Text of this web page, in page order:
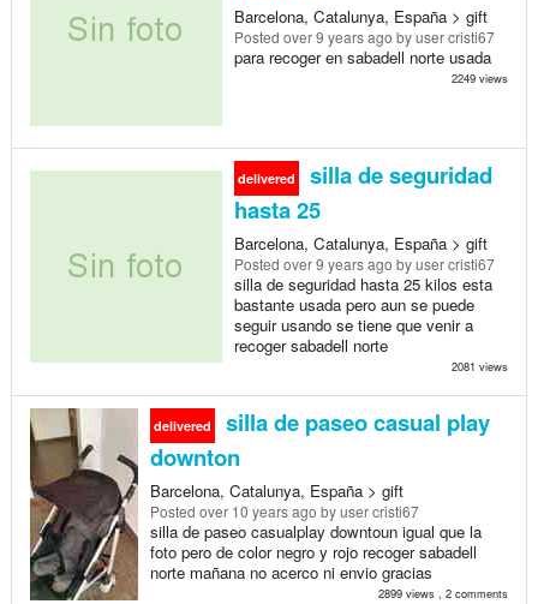
Barcelona, Catalunya, España > gift
Posted over 9 years ago by user cristi67
para recoger en sabadell norte usada
2249 views
delivered
silla de seguridad
hasta 25
Barcelona, Catalunya, España > gift
Posted over 9 years ago by user cristi67
silla de seguridad hasta 25 kilos esta
bastante usada pero aun se puede
seguir usando se tiene que venir a
recoger sabadell norte
2081 views
delivered
silla de paseo casual play
downton
Barcelona, Catalunya, España > gift
Posted over 10 years ago by user cristi67
silla de paseo casualplay downtoun igual que la
foto pero de color negro y rojo recoger sabadell
norte mañana no acerco ni envio gracias
2899 views , 2 comments